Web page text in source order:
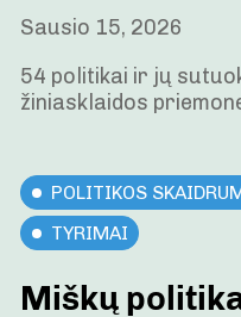
Sausio 15, 2026
54 politikai ir jų
žiniasklaidos
POLITIKOS
TYRIMAI
Miškų